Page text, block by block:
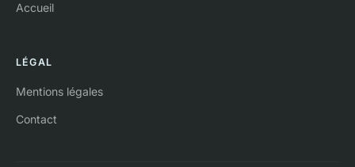
Accueil
LÉGAL
Mentions légales
Contact